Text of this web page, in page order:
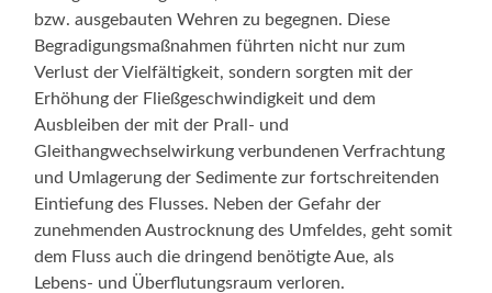
bzw. ausgebauten Wehren zu begegnen. Diese
Begradigungsmaßnahmen führten nicht nur zum
Verlust der Vielfältigkeit, sondern sorgten mit der
Erhöhung der Fließgeschwindigkeit und dem
Ausbleiben der mit der Prall- und
Gleithangwechselwirkung verbundenen Verfrachtung
und Umlagerung der Sedimente zur fortschreitenden
Eintiefung des Flusses. Neben der Gefahr der
zunehmenden Austrocknung des Umfeldes, geht somit
dem Fluss auch die dringend benötigte Aue, als
Lebens- und Überflutungsraum verloren.